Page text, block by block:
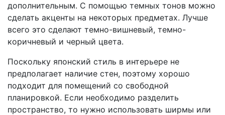
дополнительным. С помощью темных тонов можно
сделать акценты на некоторых предметах. Лучше
всего это сделают темно-вишневый, темно-
коричневый и черный цвета.
Поскольку японский стиль в интерьере не
предполагает наличие стен, поэтому хорошо
подходит для помещений со свободной
планировкой. Если необходимо разделить
пространство, то нужно использовать ширмы или